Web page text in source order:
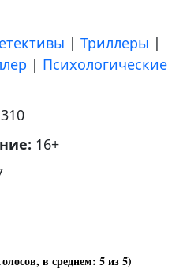
| Триллеры |
| Психологические
310
16+
в среднем: 5из 5)